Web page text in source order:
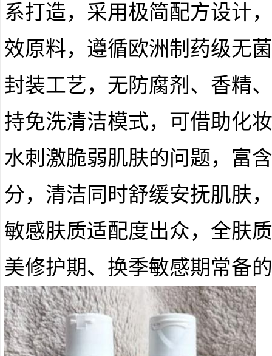
系打造，采用极简配方设计
效原料，遵循欧洲制药级无
封装工艺，无防腐剂、香精
持免洗清洁模式，可借助化
水刺激脆弱肌肤的问题，富
分，清洁同时舒缓安抚肌肤
敏感肤质适配度出众，全肤
美修护期、换季敏感期常备